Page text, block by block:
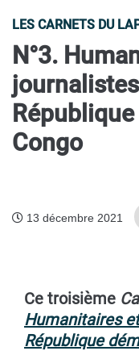
Publications
LES CARNETS DU
N°3.
journalistes
Congo
13 décembre 2021
Ce troisième
Humanitaires
République